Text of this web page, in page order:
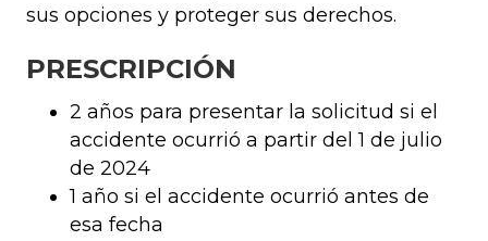
sus opciones y proteger sus derechos.
PRESCRIPCIÓN
2 años para presentar la solicitud si el
accidente ocurrió a partir del 1 de julio
de 2024
1 año si el accidente ocurrió antes de
esa fecha